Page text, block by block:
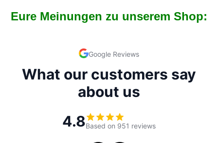
Eure Meinungen zu unserem Shop: